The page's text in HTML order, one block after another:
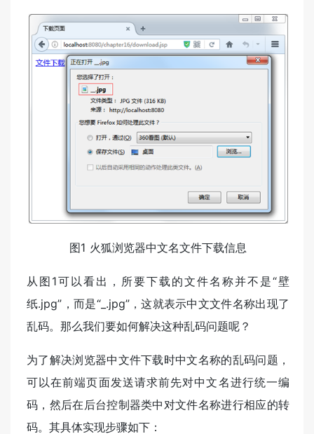
图1 火狐浏览器中文名文件下载信息
从图1可以看出，所要下载的文件名称并不是“壁
纸.jpg”，而是“_.jpg”，这就表示中文文件名称出现了
乱码。那么我们要如何解决这种乱码问题呢？
为了解决浏览器中文件下载时中文名称的乱码问题，
可以在前端页面发送请求前先对中文名进行统一编
码，然后在后台控制器类中对文件名称进行相应的转
码。其具体实现步骤如下：